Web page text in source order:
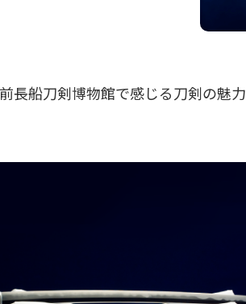
長船刀剣博物館で感じる刀剣の魅力